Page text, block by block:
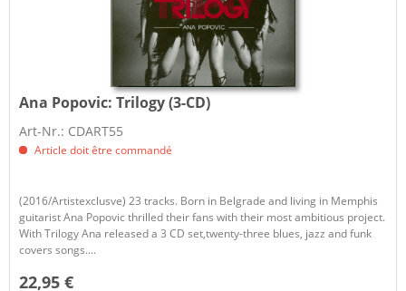
Ana Popovic:Trilogy (3-CD)
Art-Nr.: CDART55
Article doit être commandé
(2016/Artistexclusve) 23 tracks. Born in Belgrade and living in Memphis
guitarist Ana Popovic thrilled their fans with their most ambitious project.
With Trilogy Ana released a 3 CD set,twenty-three blues, jazz and funk
covers songs....
22,95 €